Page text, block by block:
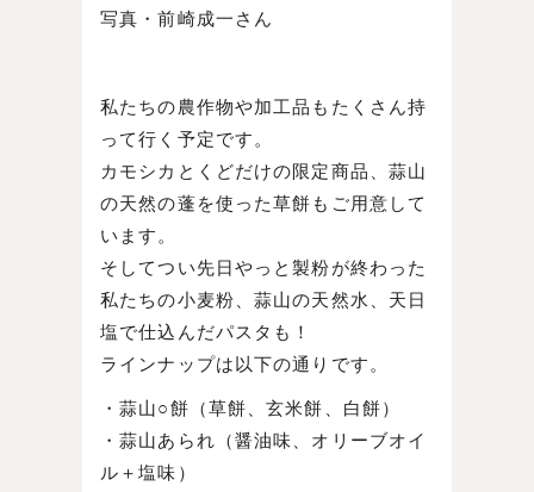
写真・前崎成一さん
私たちの農作物や加工品もたくさん持
って行く予定です。
カモシカとくどだけの限定商品、蒜山
の天然の蓬を使った草餅もご用意して
います。
そしてつい先日やっと製粉が終わった
私たちの小麦粉、蒜山の天然水、天日
塩で仕込んだパスタも！
ラインナップは以下の通りです。
・蒜山○餅（草餅、玄米餅、白餅）
・蒜山あられ（醤油味、オリーブオイ
ル＋塩味）